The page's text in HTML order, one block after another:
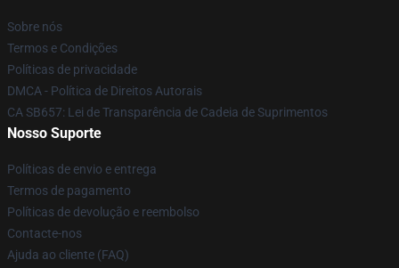
Sobre nós
Termos e Condições
Políticas de privacidade
DMCA - Política de Direitos Autorais
CA SB657: Lei de Transparência de Cadeia de Suprimentos
Nosso Suporte
Políticas de envio e entrega
Termos de pagamento
Políticas de devolução e reembolso
Contacte-nos
Ajuda ao cliente (FAQ)